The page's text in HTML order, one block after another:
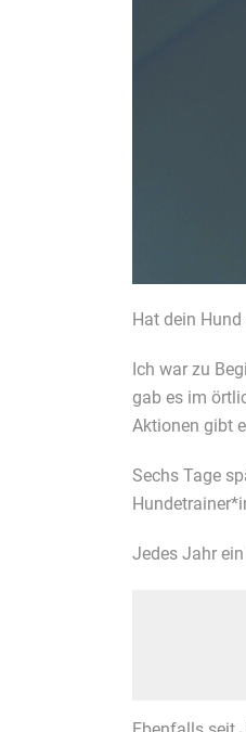
Hat dein
Ich war zu
gab es im
Aktionen gibt
Sechs Tage
Jedes Jahr